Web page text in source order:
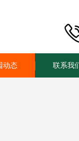
动态 联系我